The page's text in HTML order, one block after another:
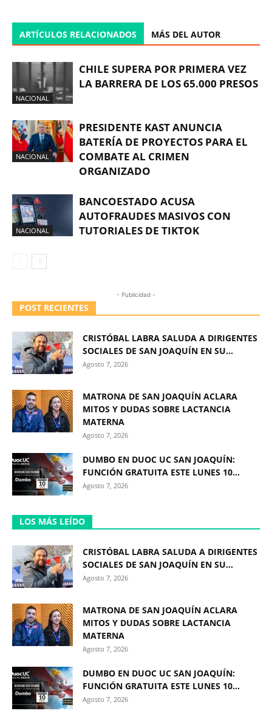
ARTÍCULOS RELACIONADOS MÁS DEL AUTOR
NACIONAL
CHILE SUPERA POR PRIMERA VEZ
LA BARRERA DE LOS 65.000 PRESOS
NACIONAL
PRESIDENTE KAST ANUNCIA
BATERÍA DE PROYECTOS PARA EL
COMBATE AL CRIMEN
ORGANIZADO
NACIONAL
BANCOESTADO ACUSA
AUTOFRAUDES MASIVOS CON
TUTORIALES DE TIKTOK
- Publicidad -
POST RECIENTES
CRISTÓBAL LABRA SALUDA A DIRIGENTES
SOCIALES DE SAN JOAQUÍN EN SU...
Agosto 7, 2026
MATRONA DE SAN JOAQUÍN ACLARA
MITOS Y DUDAS SOBRE LACTANCIA
MATERNA
Agosto 7, 2026
DUMBO EN DUOC UC SAN JOAQUÍN:
FUNCIÓN GRATUITA ESTE LUNES 10...
Agosto 7, 2026
LOS MÁS LEÍDO
CRISTÓBAL LABRA SALUDA A DIRIGENTES
SOCIALES DE SAN JOAQUÍN EN SU...
Agosto 7, 2026
MATRONA DE SAN JOAQUÍN ACLARA
MITOS Y DUDAS SOBRE LACTANCIA
MATERNA
Agosto 7, 2026
DUMBO EN DUOC UC SAN JOAQUÍN:
FUNCIÓN GRATUITA ESTE LUNES 10...
Agosto 7, 2026